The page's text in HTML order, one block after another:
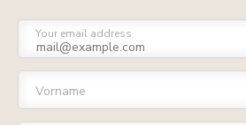
Your email address
Vorname